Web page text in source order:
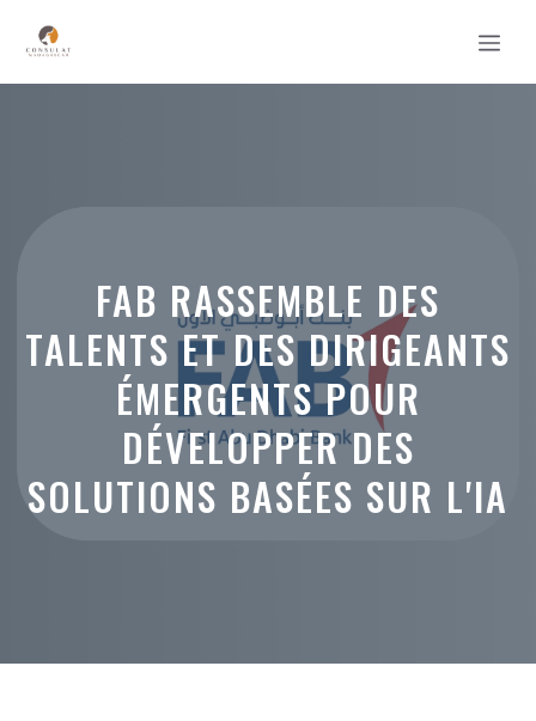
contenu
FAB RASSEMBLE DES
TALENTS ET DES DIRIGEANTS
ÉMERGENTS POUR
DÉVELOPPER DES
SOLUTIONS BASÉES SUR L'IA